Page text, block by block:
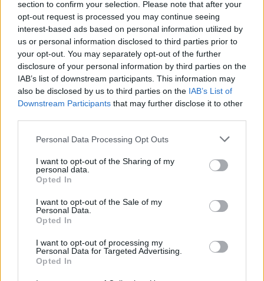
section to confirm your selection. Please note that after your
opt-out request is processed you may continue seeing
interest-based ads based on personal information utilized by
us or personal information disclosed to third parties prior to
your opt-out. You may separately opt-out of the further
disclosure of your personal information by third parties on the
IAB’s list of downstream participants. This information may
also be disclosed by us to third parties on the IAB’s List of
Downstream Participants that may further disclose it to other
Please note that this website/app uses one or more Google
not limited to your visit or usage behaviour. You may click to
grant or deny consent to Google and its third-party tags to
use your data for below specified purposes in below Google
consent section.
Personal Data Processing Opt Outs
I want to opt-out of the Sharing of my
personal data.
Opted In
I want to opt-out of the Sale of my
Personal Data.
Opted In
I want to opt-out of processing my
Personal Data for Targeted Advertising.
Opted In
Geszti Péter a Hungary’s Got
Talentben!
budapest24•2015. december 12.
Geszti Péter új „Ma ne, ma ne” című dala a Hungary’s
Got Talent színpadán debütál szombat este az RTL